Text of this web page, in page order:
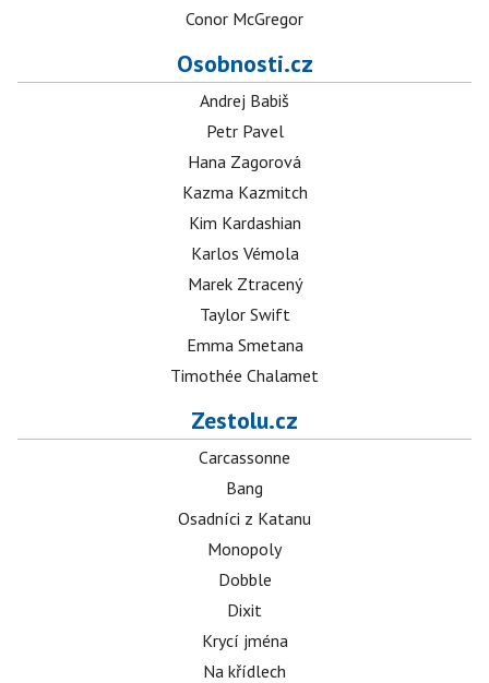
Conor McGregor
Osobnosti.cz
Andrej Babiš
Petr Pavel
Hana Zagorová
Kazma Kazmitch
Kim Kardashian
Karlos Vémola
Marek Ztracený
Taylor Swift
Emma Smetana
Timothée Chalamet
Zestolu.cz
Carcassonne
Bang
Osadníci z Katanu
Monopoly
Dobble
Dixit
Krycí jména
Na křídlech